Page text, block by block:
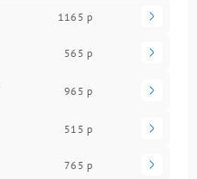
1165 р
565 р
965 р
515 р
765 р